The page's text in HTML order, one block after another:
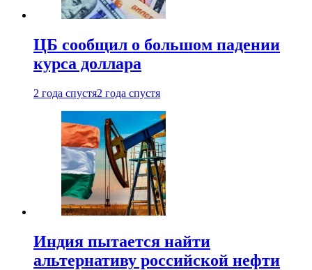
ЦБ сообщил о большом падении
курса доллара
2 года спустя2 года спустя
Индия пытается найти
альтернативу российской нефти